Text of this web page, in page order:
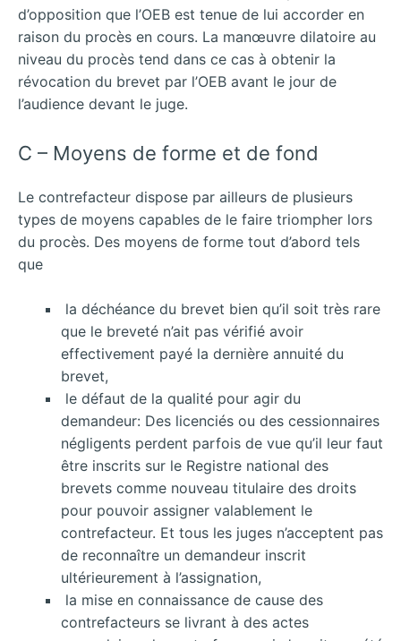
d’opposition que l’OEB est tenue de lui accorder en
raison du procès en cours. La manœuvre dilatoire au
niveau du procès tend dans ce cas à obtenir la
révocation du brevet par l’OEB avant le jour de
l’audience devant le juge.
C – Moyens de forme et de fond
Le contrefacteur dispose par ailleurs de plusieurs
types de moyens capables de le faire triompher lors
du procès. Des moyens de forme tout d’abord tels
que
la déchéance du brevet bien qu’il soit très rare
que le breveté n’ait pas vérifié avoir
effectivement payé la dernière annuité du
brevet,
le défaut de la qualité pour agir du
demandeur: Des licenciés ou des cessionnaires
négligents perdent parfois de vue qu’il leur faut
être inscrits sur le Registre national des
brevets comme nouveau titulaire des droits
pour pouvoir assigner valablement le
contrefacteur. Et tous les juges n’acceptent pas
de reconnaître un demandeur inscrit
ultérieurement à l’assignation,
la mise en connaissance de cause des
contrefacteurs se livrant à des actes